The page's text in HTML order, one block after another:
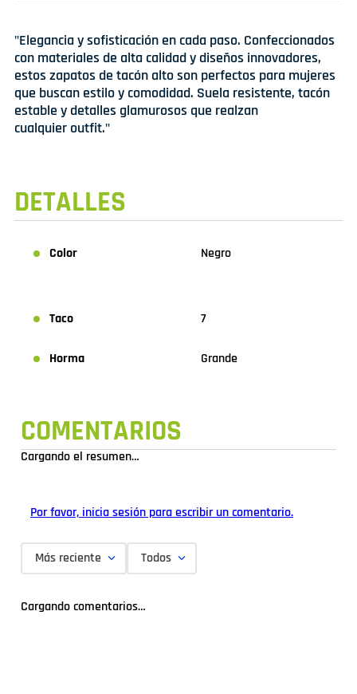
"Elegancia y sofisticación en cada paso. Confeccionados
con materiales de alta calidad y diseños innovadores,
estos zapatos de tacón alto son perfectos para mujeres
que buscan estilo y comodidad. Suela resistente, tacón
estable y detalles glamurosos que realzan
cualquier outfit."
DETALLES
Color Negro
Taco 7
Horma Grande
COMENTARIOS
Cargando el resumen…
Por favor, inicia sesión para escribir un comentario.
Más reciente Todos
Cargando comentarios…